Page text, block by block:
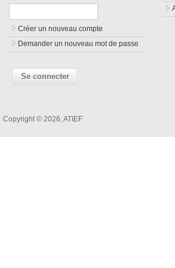
Créer un nouveau compte
Demander un nouveau mot de passe
Copyright © 2026, ATIEF